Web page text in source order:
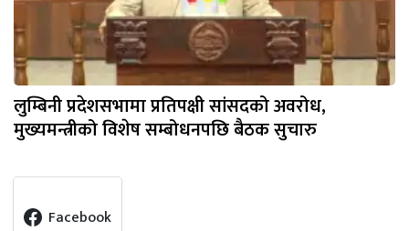
लुम्बिनी प्रदेशसभामा प्रतिपक्षी सांसदको अवरोध,
मुख्यमन्त्रीको विशेष सम्बोधनपछि बैठक सुचारु
Facebook